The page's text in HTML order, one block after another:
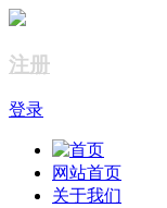
注册
登录
网站首页
关于我们